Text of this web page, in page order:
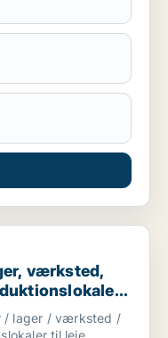
værksted,
m.fl.
/ lager / værksted /
til leje